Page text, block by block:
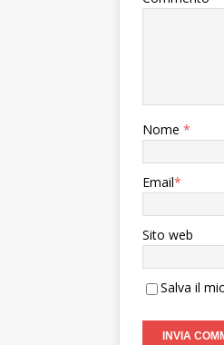
Nome *
Email*
Sito web
Salva il